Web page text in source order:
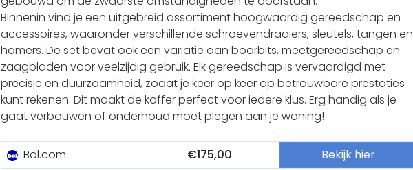
Binnenin vind je een uitgebreid assortiment hoogwaardig gereedschap en
accessoires, waaronder verschillende schroevendraaiers, sleutels, tangen en
hamers. De set bevat ook een variatie aan boorbits, meetgereedschap en
zaagbladen voor veelzijdig gebruik. Elk gereedschap is vervaardigd met
precisie en duurzaamheid, zodat je keer op keer op betrouwbare prestaties
kunt rekenen. Dit maakt de koffer perfect voor iedere klus. Erg handig als je
gaat verbouwen of onderhoud moet plegen aan je woning!
Bol.com €175,00 Bekijk hier